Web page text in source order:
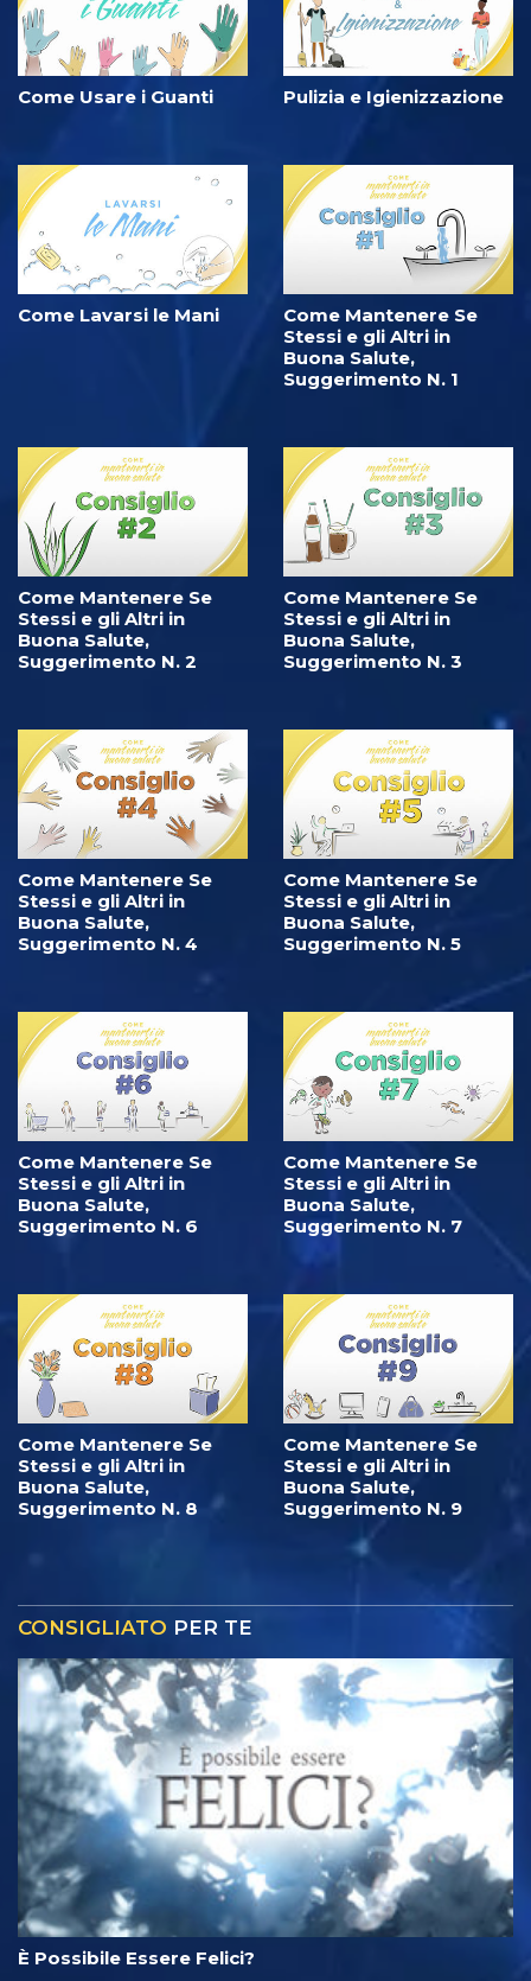
Come Usare i Guanti Pulizia e Igienizzazione
Come Lavarsi le Mani
Come Mantenere Se
Stessi e gli Altri in
Buona Salute,
Suggerimento N. 1
Come Mantenere Se
Stessi e gli Altri in
Buona Salute,
Suggerimento N. 2
Come Mantenere Se
Stessi e gli Altri in
Buona Salute,
Suggerimento N. 3
Come Mantenere Se
Stessi e gli Altri in
Buona Salute,
Suggerimento N. 4
Come Mantenere Se
Stessi e gli Altri in
Buona Salute,
Suggerimento N. 5
Come Mantenere Se
Stessi e gli Altri in
Buona Salute,
Suggerimento N. 6
Come Mantenere Se
Stessi e gli Altri in
Buona Salute,
Suggerimento N. 7
Come Mantenere Se
Stessi e gli Altri in
Buona Salute,
Suggerimento N. 8
Come Mantenere Se
Stessi e gli Altri in
Buona Salute,
Suggerimento N. 9
CONSIGLIATO PER TE
È Possibile Essere Felici?